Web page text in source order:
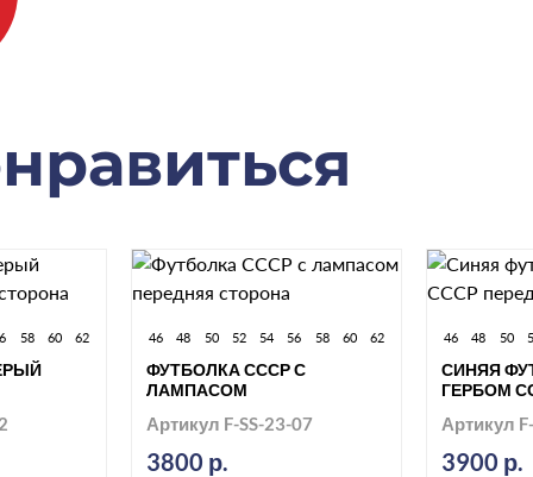
58 60 62 46 48 50 52 54 56 58 60 62
ФУТБОЛКА СССР С
ЛАМПАСОМ
Артикул F-SS-23-07
3800 р.
46 48 50
СИНЯЯ
ГЕРБОМ
Артикул
3900 р.